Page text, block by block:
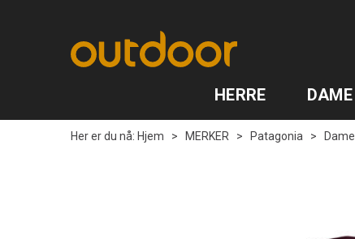
HERRE DAME
Her er du nå: Hjem > MERKER > Patagonia > Dame